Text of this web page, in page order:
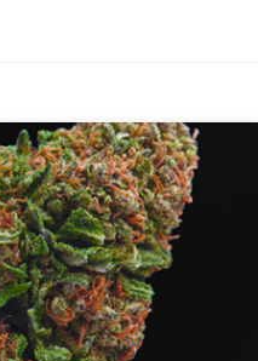
zbyt sucha aby ją palić. Dzisiaj
jak przywrócić ją do pożądanego
nabiera wielu
zbyt szybko oraz traci moc,